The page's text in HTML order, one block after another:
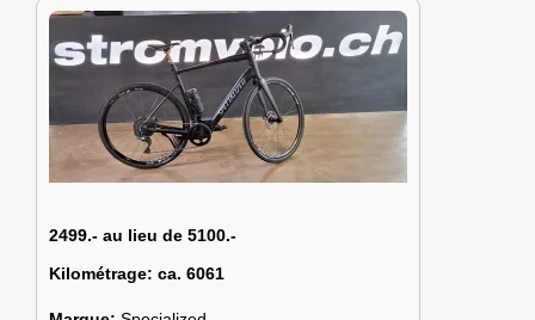
2499.- au lieu de 5100.-
Kilométrage: ca. 6061